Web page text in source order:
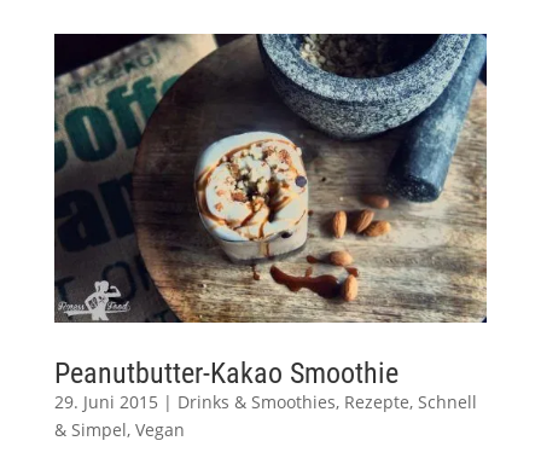
Peanutbutter-Kakao Smoothie
29. Juni 2015 | Drinks & Smoothies, Rezepte, Schnell
& Simpel, Vegan